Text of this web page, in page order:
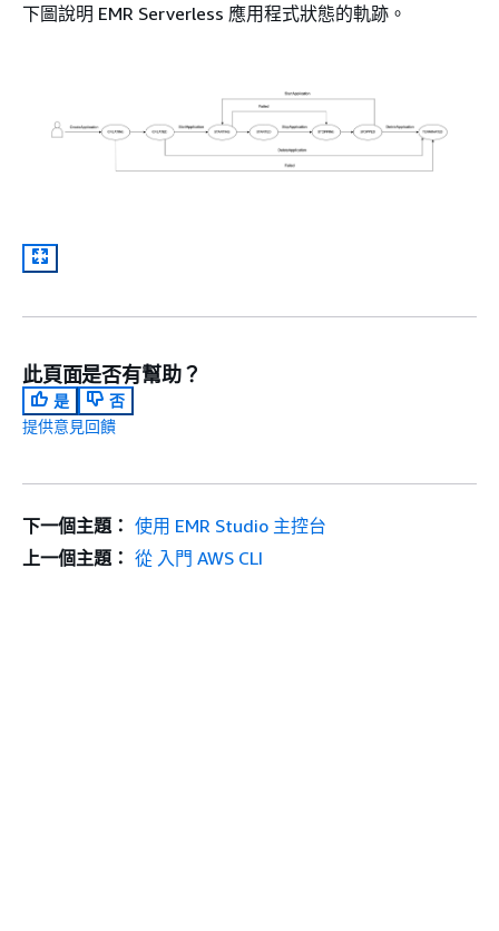
下圖說明 EMR Serverless 應用程式狀態的軌跡。
此頁面是否有幫助？
是
否
提供意見回饋
下一個主題： 使用 EMR Studio 主控台
上一個主題： 從 入門 AWS CLI